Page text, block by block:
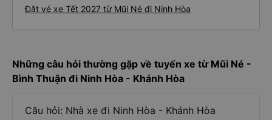
Đặt vé xe Tết 2027 từ Mũi Né đi Ninh Hòa
Những câu hỏi thường gặp về tuyến xe từ Mũi Né -
Bình Thuận đi Ninh Hòa - Khánh Hòa
Câu hỏi: Nhà xe đi Ninh Hòa - Khánh Hòa